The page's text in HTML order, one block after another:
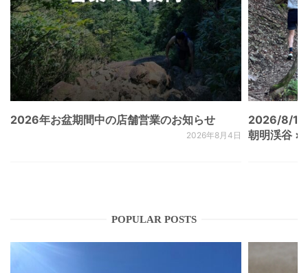
2026年お盆期間中の店舗営業のお知らせ
2026年8月4日
2026/8/
朝明渓谷 ×
POPULAR POSTS